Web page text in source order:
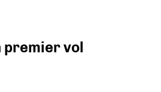
premier vol